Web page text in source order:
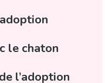
le chaton
l’adoption